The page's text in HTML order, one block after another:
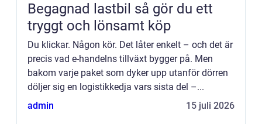
Begagnad lastbil så gör du ett
tryggt och lönsamt köp
Du klickar. Någon kör. Det låter enkelt – och det är
precis vad e-handelns tillväxt bygger på. Men
bakom varje paket som dyker upp utanför dörren
döljer sig en logistikkedja vars sista del –...
admin
15 juli 2026